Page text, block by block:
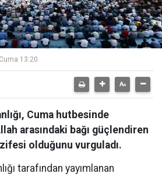
13:20
Cuma hutbesinde
arasındaki bağı güçlendiren
olduğunu vurguladı.
tarafından yayımlanan